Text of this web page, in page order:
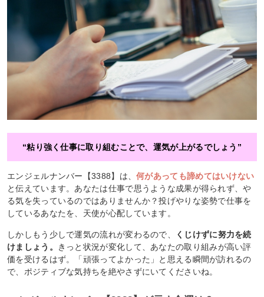
“粘り強く仕事に取り組むことで、運気が上がるでしょう”
エンジェルナンバー【3388】は、何があっても諦めてはいけない
と伝えています。あなたは仕事で思うような成果が得られず、や
る気を失っているのではありませんか？投げやりな姿勢で仕事を
しているあなたを、天使が心配しています。
しかしもう少しで運気の流れが変わるので、
くじけずに努力を続
けましょう。
きっと状況が変化して、あなたの取り組みが高い評
価を受けるはず。「頑張ってよかった」と思える瞬間が訪れるの
で、ポジティブな気持ちを絶やさずにいてくださいね。